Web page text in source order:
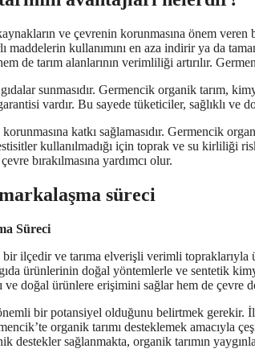
ve çevrenin korunmasına önem
kullanımını en aza indirir ya da
de tarım alanlarının verimliliği artırılır.
sunmasıdır. Germencik organik tarım,
vardır. Bu sayede tüketiciler, sağlıklı ve
katkı sağlamasıdır. Germencik
kullanılmadığı için toprak ve su kirliliği
bırakılmasına yardımcı olur.
süreci
Süreci
ilçedir ve tarıma elverişli verimli topraklarıyla
ürünlerinin doğal yöntemlerle ve sentetik
doğal ürünlere erişimini sağlar hem de çevre
bir potansiyel olduğunu belirtmek gerekir.
organik tarımı desteklemek amacıyla
sağlanmakta, organik tarımın